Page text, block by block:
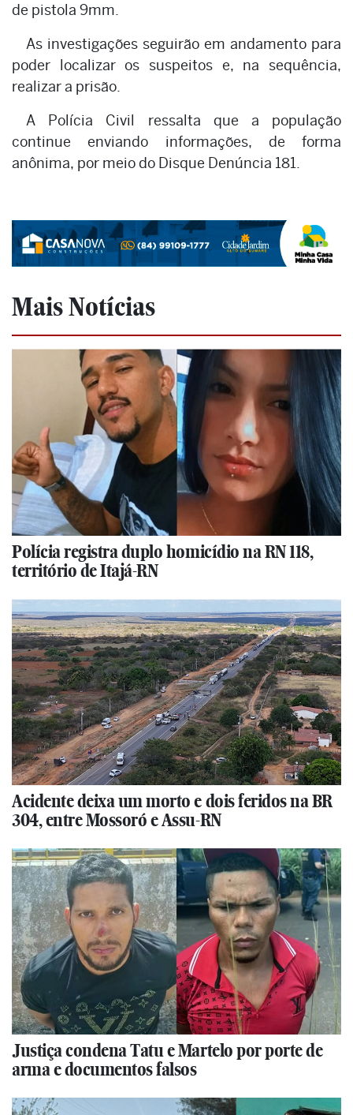
de pistola 9mm.
As investigações seguirão em andamento para
poder localizar os suspeitos e, na sequência,
realizar a prisão.
A Polícia Civil ressalta que a população
continue enviando informações, de forma
anônima, por meio do Disque Denúncia 181.
Mais Notícias
Polícia registra duplo homicídio na RN 118,
território de Itajá-RN
Acidente deixa um morto e dois feridos na BR
304, entre Mossoró e Assu-RN
Justiça condena Tatu e Martelo por porte de
arma e documentos falsos